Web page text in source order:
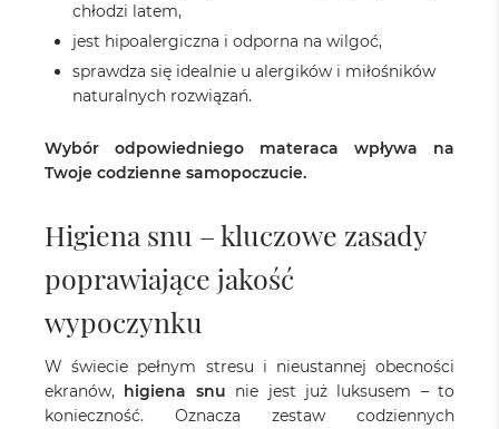
chłodzi latem,
jest hipoalergiczna i odporna na wilgoć,
sprawdza się idealnie u alergików i miłośników
naturalnych rozwiązań.
Wybór odpowiedniego materaca wpływa na
Twoje codzienne samopoczucie.
Higiena snu – kluczowe zasady
poprawiające jakość
wypoczynku
W świecie pełnym stresu i nieustannej obecności
ekranów, higiena snu nie jest już luksusem – to
konieczność. Oznacza zestaw codziennych